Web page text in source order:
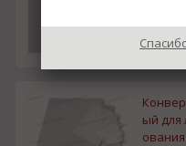
ый для